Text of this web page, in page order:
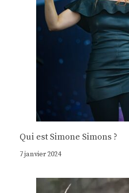
Qui est Simone Simons ?
7 janvier 2024